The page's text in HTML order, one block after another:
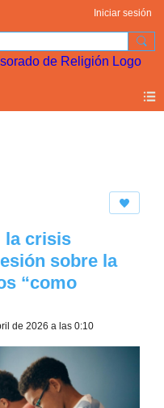
Iniciar sesión
la crisis
sobre la
“como
de 2026 a las 0:10